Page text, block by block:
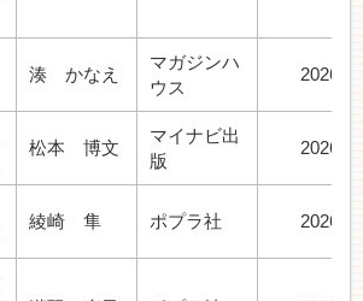
湊 かなえ
マガジンハ
ウス
2026.7
松本 博文
マイナビ出
版
2026.4
綾崎 隼 ポプラ社 2026.7